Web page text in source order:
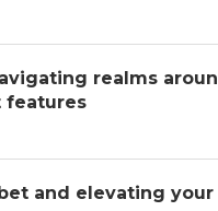
realms
features
and elevating your